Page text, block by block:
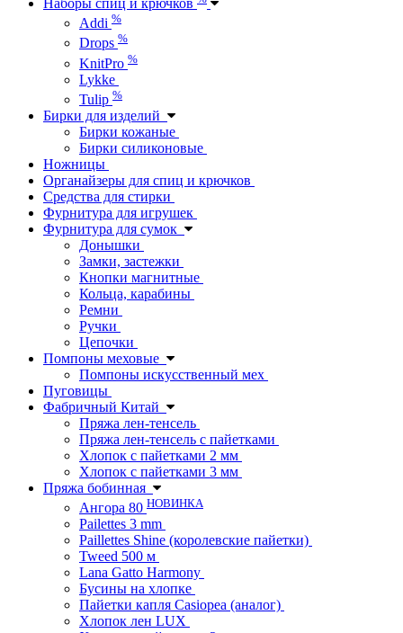
Addi %
Drops %
KnitPro %
Lykke
Tulip %
Бирки для изделий
Бирки кожаные
Бирки силиконовые
Ножницы
Органайзеры для спиц и крючков
Средства для стирки
Фурнитура для игрушек
Фурнитура для сумок
Донышки
Замки, застежки
Кнопки магнитные
Кольца, карабины
Ремни
Ручки
Цепочки
Помпоны меховые
Помпоны искусственный мех
Пуговицы
Фабричный Китай
Пряжа лен-тенсель
Пряжа лен-тенсель с пайетками
Хлопок с пайетками 2 мм
Хлопок с пайетками 3 мм
Пряжа бобинная
Ангора 80 НОВИНКА
Pailettes 3 mm
Paillettes Shine (королевские пайетки)
Tweed 500 м
Lana Gatto Harmony
Бусины на хлопке
Пайетки капля Casiopea (аналог)
Хлопок лен LUX